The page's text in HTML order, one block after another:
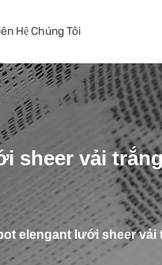
Hệ Chúng Tôi
sheer vải
elengant lưới sheer vải